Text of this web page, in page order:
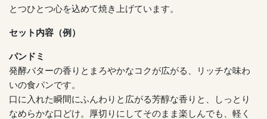
とつひとつ心を込めて焼き上げています。
セット内容（例）
パンドミ
発酵バターの香りとまろやかなコクが広がる、リッチな味わ
いの食パンです。
口に入れた瞬間にふんわりと広がる芳醇な香りと、しっとり
なめらかな口どけ。厚切りにしてそのまま楽しんでも、軽く